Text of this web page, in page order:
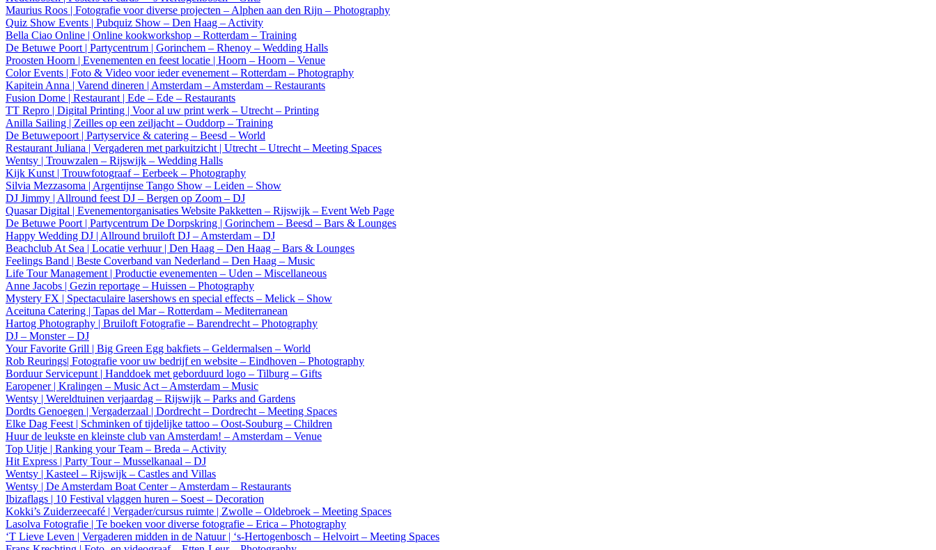
Maurius Roos | Fotografie voor diverse projecten – Alphen aan den Rijn – Photography
Quiz Show Events | Pubquiz Show – Den Haag – Activity
Bella Ciao Online | Online kookworkshop – Rotterdam – Training
De Betuwe Poort | Partycentrum | Gorinchem – Rhenoy – Wedding Halls
Proosten Hoorn | Evenementen en feest locatie | Hoorn – Hoorn – Venue
Color Events | Foto & Video voor ieder evenement – Rotterdam – Photography
Kapitein Anna | Varend dineren | Amsterdam – Amsterdam – Restaurants
Fusion Dome | Restaurant | Ede – Ede – Restaurants
TT Repro | Digital Printing | Voor al uw print werk – Utrecht – Printing
Anilla Sailing | Zeilles op een zeiljacht – Ouddorp – Training
De Betuwepoort | Partyservice & catering – Beesd – World
Restaurant Juliana | Vergaderen met parkuitzicht | Utrecht – Utrecht – Meeting Spaces
Wentsy | Trouwzalen – Rijswijk – Wedding Halls
Kijk Kunst | Trouwfotograaf – Eerbeek – Photography
Silvia Mezzasoma | Argentijnse Tango Show – Leiden – Show
DJ Jimmy | Allround feest DJ – Bergen op Zoom – DJ
Quasar Digital | Evenementorganisaties Website Pakketten – Rijswijk – Event Web Page
De Betuwe Poort | Partycentrum De Dorpskring | Gorinchem – Beesd – Bars & Lounges
Happy Wedding DJ | Allround bruiloft DJ – Amsterdam – DJ
Beachclub At Sea | Locatie verhuur | Den Haag – Den Haag – Bars & Lounges
Feelings Band | Beste Coverband van Nederland – Den Haag – Music
Life Tour Management | Productie evenementen – Uden – Miscellaneous
Anne Jacobs | Gezin reportage – Huissen – Photography
Mystery FX | Spectaculaire lasershows en special effects – Melick – Show
Aceituna Catering | Tapas del Mar – Rotterdam – Mediterranean
Hartog Photography | Bruiloft Fotografie – Barendrecht – Photography
DJ – Monster – DJ
Your Favorite Grill | Big Green Egg bakfiets – Geldermalsen – World
Rob Reurings| Fotografie voor uw bedrijf en website – Eindhoven – Photography
Borduur Servicepunt | Handdoek met geborduurd logo – Tilburg – Gifts
Earopener | Kralingen – Music Act – Amsterdam – Music
Wentsy | Wereldtuinen verjaardag – Rijswijk – Parks and Gardens
Dordts Genoegen | Vergaderzaal | Dordrecht – Dordrecht – Meeting Spaces
Elke Dag Feest | Schminken of tijdelijke tattoo – Oost-Souburg – Children
Huur de leukste en kleinste club van Amsterdam! – Amsterdam – Venue
Top Uitje | Ranking your Team – Breda – Activity
Hit Express | Party Tour – Musselkanaal – DJ
Wentsy | Kasteel – Rijswijk – Castles and Villas
Wentsy | De Amsterdam Boat Center – Amsterdam – Restaurants
Ibizaflags | 10 Festival vlaggen huren – Soest – Decoration
Kokki’s Zuiderzeecafé | Vergader/cursus ruimte | Zwolle – Oldebroek – Meeting Spaces
Lasolva Fotografie | Te boeken voor diverse fotografie – Erica – Photography
‘T Lieve Leven | Vergaderen midden in de Natuur | ‘s-Hertogenbosch – Helvoirt – Meeting Spaces